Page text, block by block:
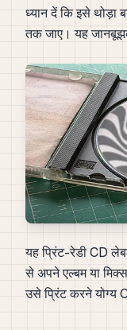
ध्यान दें कि इसे थोड़ा
तक जाए। यह
यह प्रिंट-रेडी CD
से अपने एल्बम या
उसे प्रिंट करने योग्य